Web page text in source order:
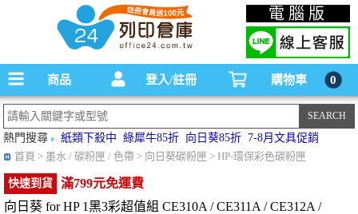
碳粉匣，墨水匣,原廠碳粉匣，副廠碳粉匣，環保碳粉匣,連續供墨印表機-office24列印
倉庫線上購物手機版
電腦版
商品 登入/註冊 購物車 0
熱門搜尋 紙類下殺中 綠犀牛85折 向日葵85折 7-8月文具促銷
首頁 > 墨水 / 碳粉匣 / 色帶 > 向日葵碳粉匣 > HP-環保彩色碳粉匣
快速到貨
滿799元免運費
向日葵 for HP 1黑3彩超值組 CE310A / CE311A / CE312A /